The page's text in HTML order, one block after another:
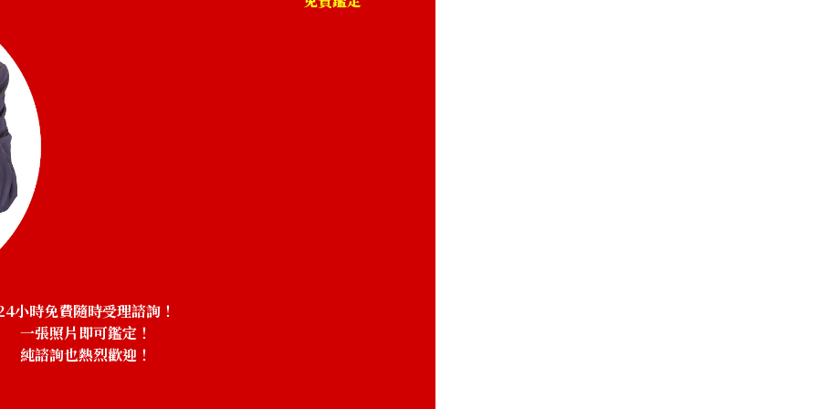
小時免費隨時受理諮詢！
一張照片即可鑑定！
純諮詢也熱烈歡迎！